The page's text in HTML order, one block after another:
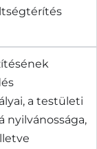
a testületi
nyilvánossága,